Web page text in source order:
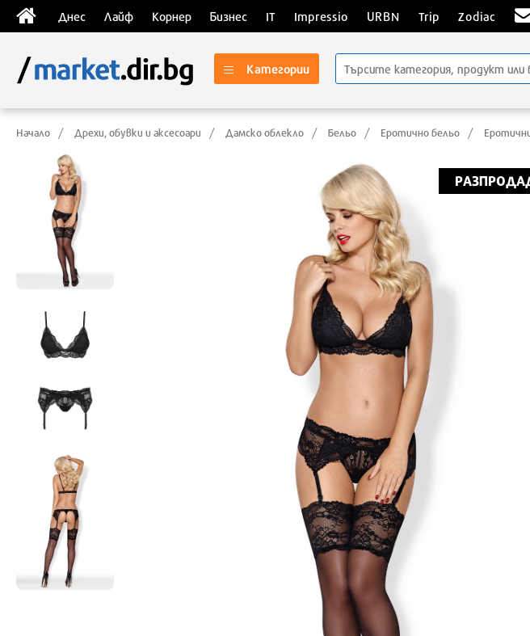
Днес Лайф Корнер Бизнес IT Impressio URBN Trip Zodiac
Категории
Начало Дрехи, обувки и аксесоари Дамско облекло Бельо Еротично бельо